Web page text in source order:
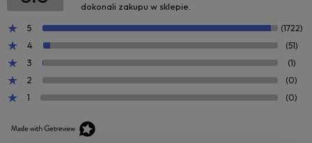
dokonali zakupu w sklepie.
5
(1722)
4 (51)
3 (1)
2 (0)
1 (0)